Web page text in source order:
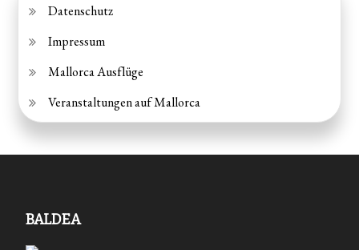
Datenschutz
Impressum
Mallorca Ausflüge
Veranstaltungen auf Mallorca
BALDEA